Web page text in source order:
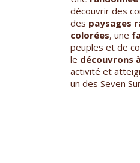
découvrir des
des paysages
colorées, une
peuples et de
le découvrons
activité et
un des Seven